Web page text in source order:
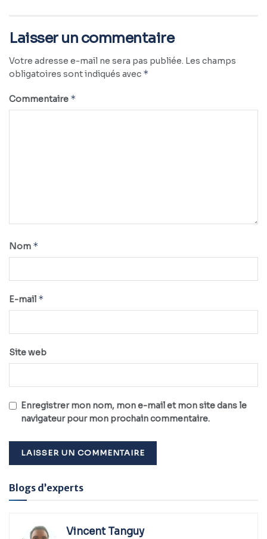
Laisser un commentaire
Votre adresse e-mail ne sera pas publiée. Les champs
obligatoires sont indiqués avec *
Commentaire *
Nom *
E-mail *
Site web
Enregistrer mon nom, mon e-mail et mon site dans le
navigateur pour mon prochain commentaire.
Alternative:
Blogs d’experts
Vincent Tanguy